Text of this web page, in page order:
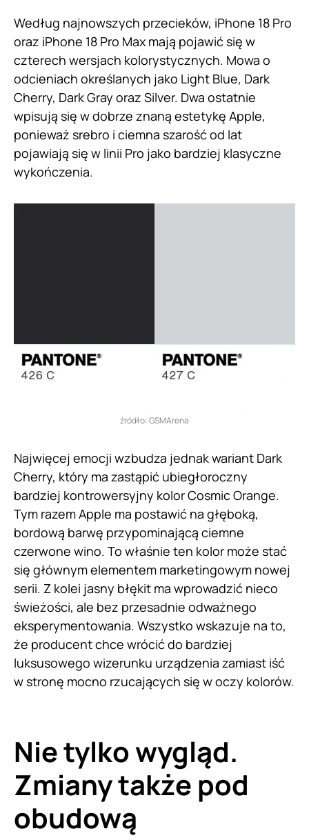
Według najnowszych przecieków, iPhone 18 Pro
oraz iPhone 18 Pro Max mają pojawić się w
czterech wersjach kolorystycznych. Mowa o
odcieniach określanych jako Light Blue, Dark
Cherry, Dark Gray oraz Silver. Dwa ostatnie
wpisują się w dobrze znaną estetykę Apple,
ponieważ srebro i ciemna szarość od lat
pojawiają się w linii Pro jako bardziej klasyczne
wykończenia.
źródło: GSMArena
Najwięcej emocji wzbudza jednak wariant Dark
Cherry, który ma zastąpić ubiegłoroczny
bardziej kontrowersyjny kolor Cosmic Orange.
Tym razem Apple ma postawić na głęboką,
bordową barwę przypominającą ciemne
czerwone wino. To właśnie ten kolor może stać
się głównym elementem marketingowym nowej
serii. Z kolei jasny błękit ma wprowadzić nieco
świeżości, ale bez przesadnie odważnego
eksperymentowania. Wszystko wskazuje na to,
że producent chce wrócić do bardziej
luksusowego wizerunku urządzenia zamiast iść
w stronę mocno rzucających się w oczy kolorów.
Nie tylko wygląd.
Zmiany także pod
obudową